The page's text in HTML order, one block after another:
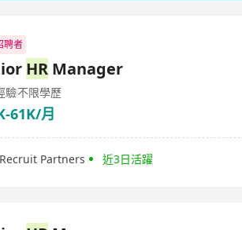
聘者
HR Manager
驗不限學歷
61K/月
Partners 近3日活躍